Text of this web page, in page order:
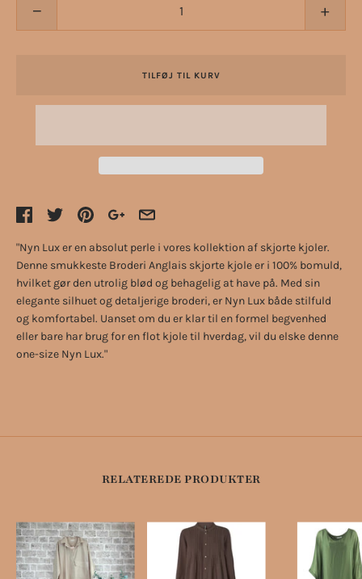
− +
TILFØJ TIL KURV
"Nyn Lux er en absolut perle i vores kollektion af skjorte kjoler.
Denne smukkeste Broderi Anglais skjorte kjole er i 100% bomuld,
hvilket gør den utrolig blød og behagelig at have på. Med sin
elegante silhuet og detaljerige broderi, er Nyn Lux både stilfuld
og komfortabel. Uanset om du er klar til en formel begvenhed
eller bare har brug for en flot kjole til hverdag, vil du elske denne
one-size Nyn Lux."
RELATEREDE PRODUKTER